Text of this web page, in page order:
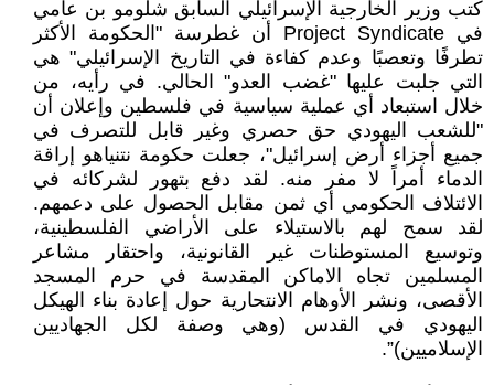
كتب وزير الخارجية الإسرائيلي السابق شلومو بن عامي
في Project Syndicate أن غطرسة "الحكومة الأكثر
تطرفًا وتعصبًا وعدم كفاءة في التاريخ الإسرائيلي" هي
التي جلبت عليها "غضب العدو" الحالي. في رأيه، من
خلال استبعاد أي عملية سياسية في فلسطين وإعلان أن
"للشعب اليهودي حق حصري وغير قابل للتصرف في
جميع أجزاء أرض إسرائيل"، جعلت حكومة نتنياهو إراقة
الدماء أمراً لا مفر منه. لقد دفع بتهور لشركائه في
الائتلاف الحكومي أي ثمن مقابل الحصول على دعمهم.
لقد سمح لهم بالاستيلاء على الأراضي الفلسطينية،
وتوسيع المستوطنات غير القانونية، واحتقار مشاعر
المسلمين تجاه الاماكن المقدسة في حرم المسجد
الأقصى، ونشر الأوهام الانتحارية حول إعادة بناء الهيكل
اليهودي في القدس (وهي وصفة لكل الجهاديين
الإسلاميين)”.